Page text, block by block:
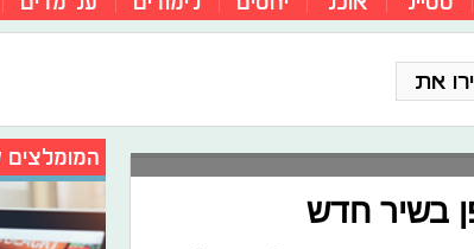
את
בשיר חדש
המומלצים